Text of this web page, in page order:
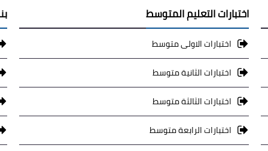
اختبارات التعليم المتوسط
اختبارات الاولى متوسط
اختبارات الثانية متوسط
اختبارات الثالثة متوسط
اختبارات الرابعة متوسط